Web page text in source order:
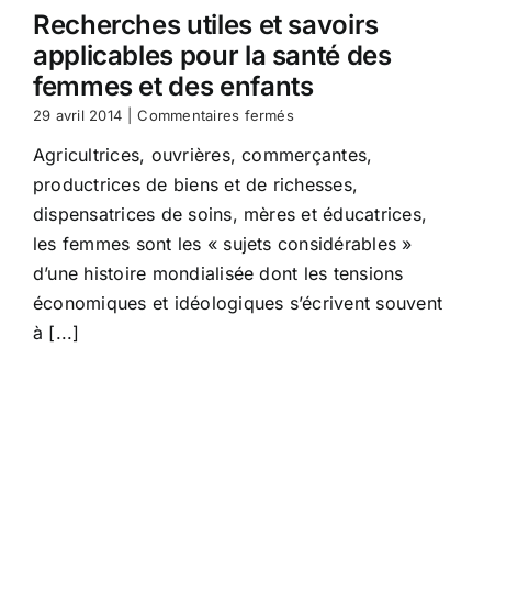
d’Afrique
de
l’Ouest
Recherches utiles et savoirs
applicables pour la santé des
femmes et des enfants
29 avril 2014 Commentaires ferméssur
utiles
et
savoirs
applicables
pour
santé
des
Agricultrices, ouvrières, commerçantes,
productrices de biens et de richesses,
dispensatrices de soins, mères et éducatrices,
les femmes sont les « sujets considérables »
d’une histoire mondialisée dont les tensions
économiques et idéologiques s’écrivent souvent
à [...]